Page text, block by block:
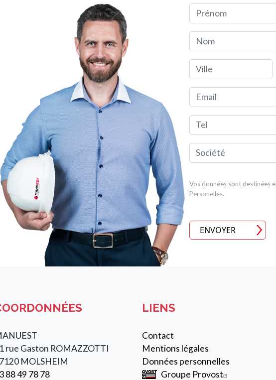
Prénom
Nom
Ville
Email
Tel
Société
Vos données sont destinées
Personelles.
ENVOYER
rue Gaston ROMAZZOTTI
MOLSHEIM
88 49 78 78
LIENS
Contact
Mentions légales
Données personnelles
Groupe Provost